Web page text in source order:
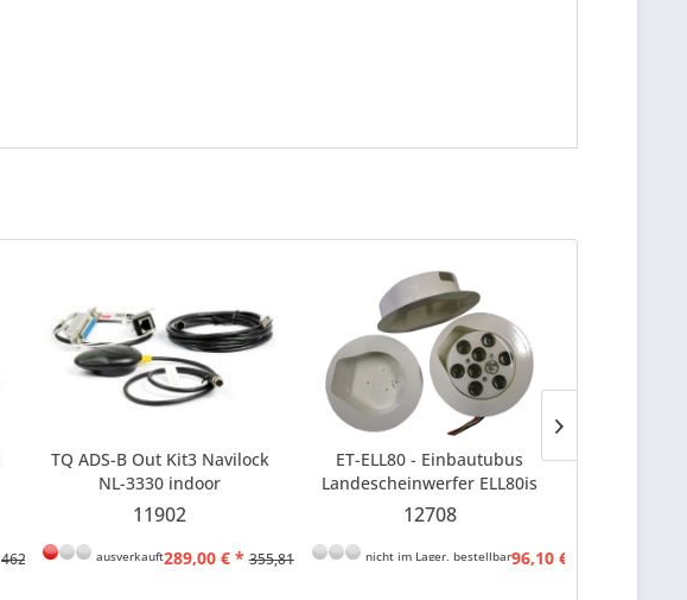
462,90 € *
TQ ADS-B Out Kit3 Navilock
NL-3330 indoor
(Innenmontage)
11902
ausverkauft289,00 € * 355,81 € *
ET-ELL80 - Einbautubus
Landescheinwerfer ELL80is
12708
nicht im Lager, bestellbar96,10 € *